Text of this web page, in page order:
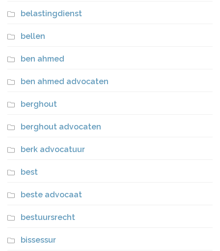
belastingdienst
bellen
ben ahmed
ben ahmed advocaten
berghout
berghout advocaten
berk advocatuur
best
beste advocaat
bestuursrecht
bissessur